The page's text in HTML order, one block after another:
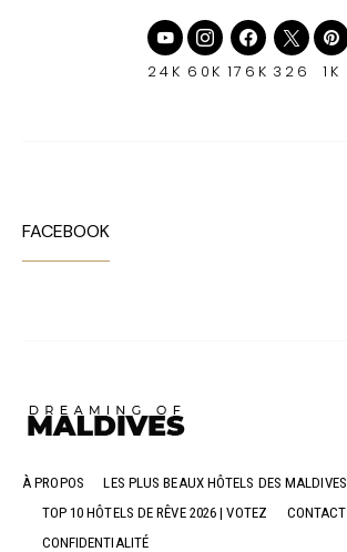
24K 60K 176K 326 1K
FACEBOOK
À PROPOS
LES PLUS BEAUX HÔTELS DES MALDIVES
TOP 10 HÔTELS DE RÊVE 2026 | VOTEZ
CONTACT
CONFIDENTIALITÉ